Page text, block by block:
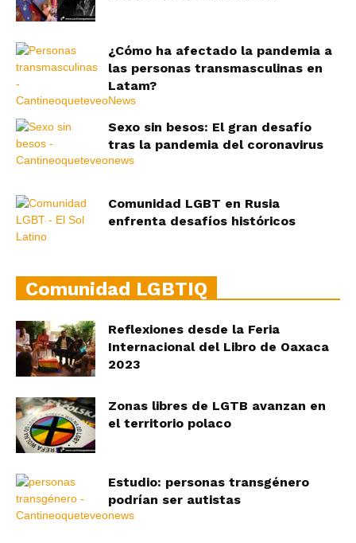
¿Cómo ha afectado la pandemia a
las personas transmasculinas en
Latam?
Sexo sin besos: El gran desafío
tras la pandemia del coronavirus
Comunidad LGBT en Rusia
enfrenta desafíos históricos
Comunidad LGBTIQ
Reflexiones desde la Feria
Internacional del Libro de Oaxaca
2023
Zonas libres de LGTB avanzan en
el territorio polaco
Estudio: personas transgénero
podrían ser autistas